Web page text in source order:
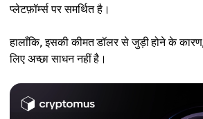
प्लेटफ़ॉर्म्स पर समर्थित है।
हालाँकि, इसकी कीमत डॉलर से जुड़ी होने के
लिए अच्छा साधन नहीं है।